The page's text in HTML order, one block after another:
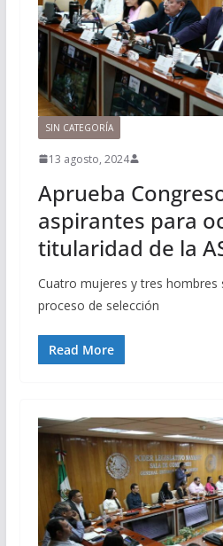
SIN CATEGORÍA
13 agosto, 2024
Aprueba
aspirantes para
titularidad de la
Cuatro mujeres y tres hombres
proceso de selección
Read More